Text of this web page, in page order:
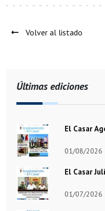
Volver al listado
Últimas ediciones
El Casar
01/08/2026
El Casar
01/07/2026